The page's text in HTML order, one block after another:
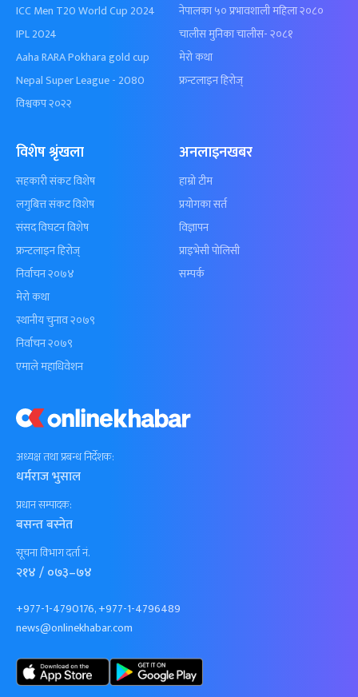
अध्यक्ष तथा प्रबन्ध निर्देशक:
धर्मराज भुसाल
प्रधान सम्पादक:
बसन्त बस्नेत
सूचना विभाग दर्ता नं.
२१४ / ०७३–७४
+977-1-4790176, +977-1-4796489
news@onlinekhabar.com
ICC Men T20 World Cup 2024
IPL 2024
Aaha RARA Pokhara gold cup
Nepal Super League - 2080
विश्वकप २०२२
नेपालका ५० प्रभावशाली महिला २०८०
चालीस मुनिका चालीस- २०८१
मेरो कथा
फ्रन्टलाइन हिरोज्
विशेष श्रृंखला
सहकारी संकट विशेष
लगुबित्त संकट विशेष
संसद विघटन विशेष
फ्रन्टलाइन हिरोज्
निर्वाचन २०७४
मेरो कथा
स्थानीय चुनाव २०७९
निर्वाचन २०७९
एमाले महाधिवेशन
अनलाइनखबर
हाम्रो टीम
प्रयोगका सर्त
विज्ञापन
प्राइभेसी पोलिसी
सम्पर्क